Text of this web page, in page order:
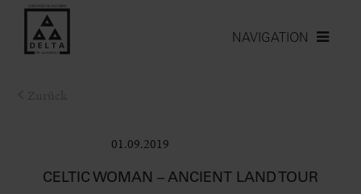
NAVIGATION
01.09.2019
CELTIC WOMAN – ANCIENT LAND TOUR